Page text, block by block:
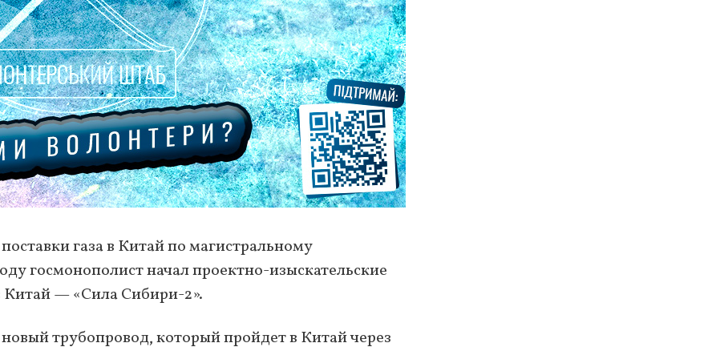
газа в Китай по магистральному
госмонополист начал проектно-изыскательские
Китай — «Сила Сибири-2».
трубопровод, который пройдет в Китай через